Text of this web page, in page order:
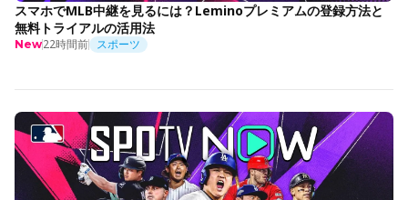
スマホでMLB中継を見るには？Leminoプレミアムの登録方法と
無料トライアルの活用法
New22時間前 スポーツ